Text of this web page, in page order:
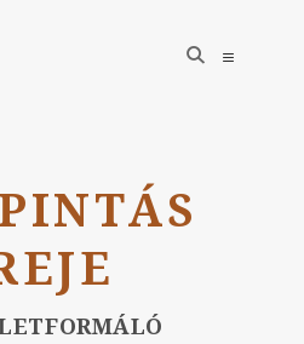
open
search
open